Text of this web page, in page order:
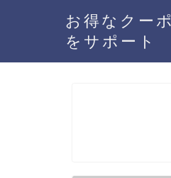
お得なクー
をサポート